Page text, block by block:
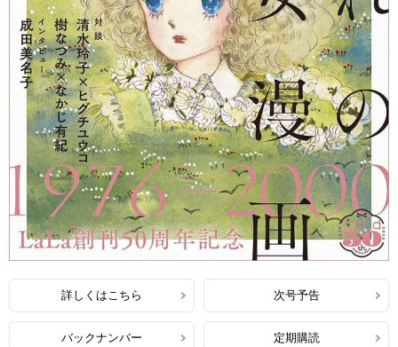
詳しくはこちら 次号予告
バックナンバー 定期購読